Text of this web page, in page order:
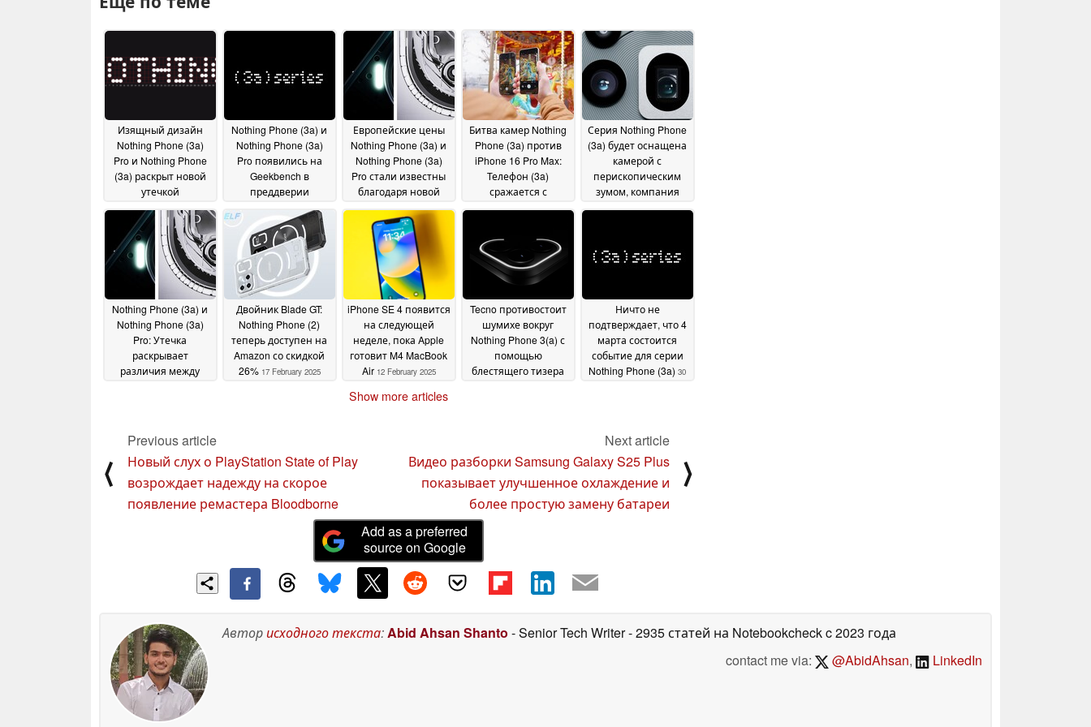
Изящный дизайн
Nothing Phone (3a)
Pro и Nothing Phone
(3a) раскрыт новой
утечкой
21
February 2025
Nothing Phone (3a) и
Nothing Phone (3a)
Pro появились на
Geekbench в
преддверии
21 February 2025
Европейские цены
Nothing Phone (3a) и
Nothing Phone (3a)
Pro стали известны
благодаря новой
20 February 2025
Битва камер Nothing
Phone (3a) против
iPhone 16 Pro Max:
Телефон (3a)
сражается с
19 February 2025
Серия Nothing Phone
(3a) будет оснащена
камерой с
перископическим
зумом, компания
19
Nothing Phone (3a) и
Nothing Phone (3a)
Pro: Утечка
раскрывает
различия между
Двойник Blade GT:
Nothing Phone (2)
теперь доступен на
Amazon со скидкой
26% 17 February 2025
iPhone SE 4 появится
на следующей
неделе, пока Apple
готовит M4 MacBook
Air 12 February 2025
Tecno противостоит
шумихе вокруг
Nothing Phone 3(a) с
помощью
блестящего тизера
Ничто не
подтверждает, что 4
марта состоится
событие для серии
Nothing Phone (3a) 30
Show more articles
⟨
Previous article
Новый слух о PlayStation State of Play
возрождает надежду на скорое
появление ремастера Bloodborne
Next article
Видео разборки Samsung Galaxy S25 Plus
показывает улучшенное охлаждение и
более простую замену батареи
⟩
Add as a preferred
source on Google
Авторисходного текста:Abid Ahsan Shanto - Senior Tech Writer- 2935 статей на Notebookcheckc 2023 года
contact me via:
@AbidAhsan, LinkedIn